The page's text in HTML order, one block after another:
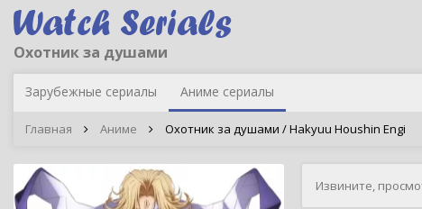
Охотник за душами
Зарубежные сериалы Аниме сериалы
Главная Аниме Охотник за душами / Hakyuu Houshin Engi
Извините,